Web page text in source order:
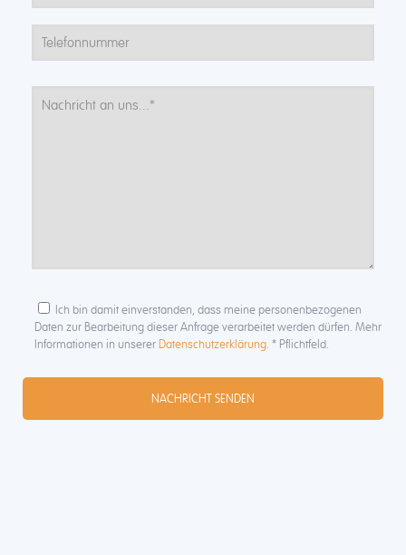
Ich bin damit einverstanden, dass meine personenbezogenen
Daten zur Bearbeitung dieser Anfrage verarbeitet werden dürfen. Mehr
Informationen in unserer Datenschutzerklärung. * Pflichtfeld.